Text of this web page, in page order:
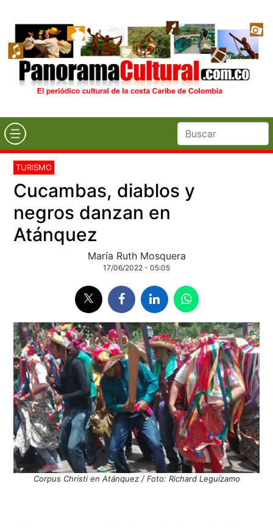
TURISMO
Cucambas, diablos y
negros danzan en
Atánquez
María Ruth Mosquera
17/06/2022 - 05:05
Corpus Christi en Atánquez / Foto: Richard Leguízamo